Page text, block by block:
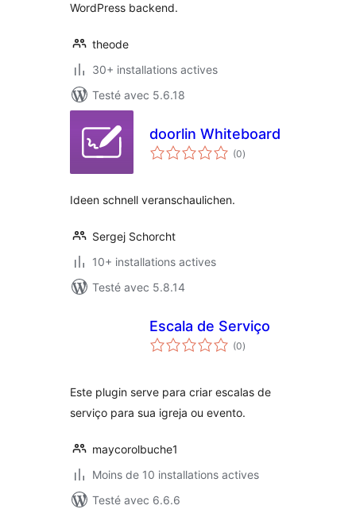
WordPress backend.
theode
30+ installations actives
Testé avec 5.6.18
doorlin Whiteboard
(0notes
en
)
Ideen schnell veranschaulichen.
Sergej Schorcht
10+ installations actives
Testé avec 5.8.14
Escala de Serviço
(0notes
en
)
Este plugin serve para criar escalas de
serviço para sua igreja ou evento.
maycorolbuche1
Moins de 10 installations actives
Testé avec 6.6.6